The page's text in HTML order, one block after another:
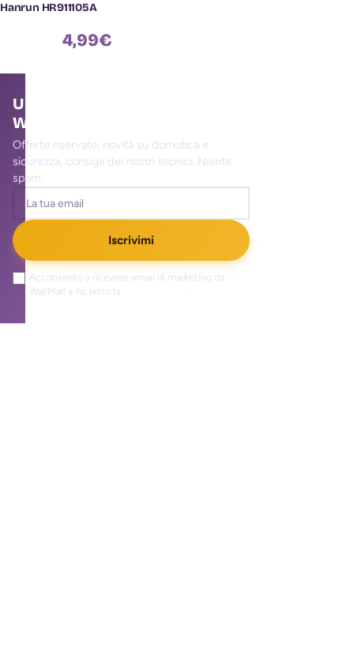
Hanrun HR911105A
4,99€
Unisciti alla community
WallMall
Offerte riservate, novità su domotica e
sicurezza, consigli dei nostri tecnici. Niente
spam.
Iscrivimi
Acconsento a ricevere email di marketing da
WallMall e ho letto la
.